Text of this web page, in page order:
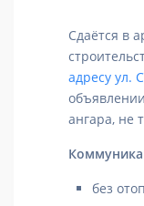
Сдаётся в
адресу ул.
ангара, не
без